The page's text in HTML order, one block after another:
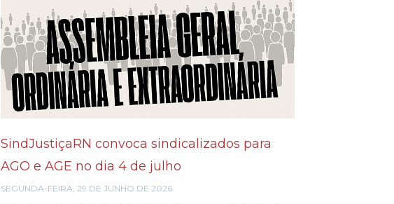
SindJustiçaRN convoca sindicalizados para
AGO e AGE no dia 4 de julho
SEGUNDA-FEIRA, 29 DE JUNHO DE 2026.